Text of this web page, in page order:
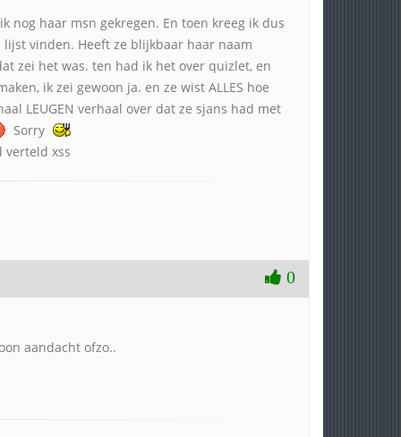
nog haar msn gekregen. En toen kreeg ik dus
vinden. Heeft ze blijkbaar haar naam
zei het was. ten had ik het over quizlet, en
ik zei gewoon ja. en ze wist ALLES hoe
LEUGEN verhaal over dat ze sjans had met
Sorry
verteld xss
0
aandacht ofzo..